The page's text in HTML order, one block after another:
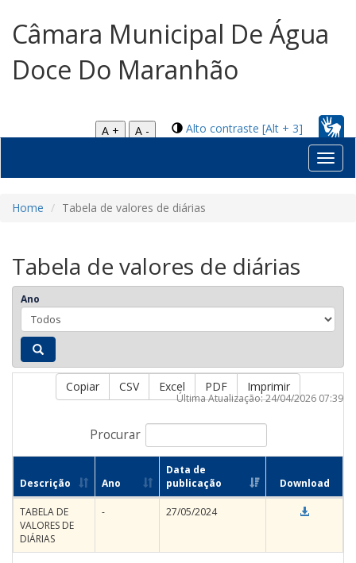
Câmara Municipal De Água
Doce Do Maranhão
Alto contraste [Alt + 3]
A +
A -
Home Tabela de valores de diárias
Tabela de valores de diárias
Ano
Copiar CSV Excel PDF Imprimir
Procurar
Última Atualização: 24/04/2026 07:39
Descrição Ano
Data de
publicação
Download
TABELA DE
VALORES DE
DIÁRIAS
- 27/05/2024